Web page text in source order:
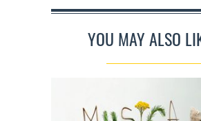
YOU MAY ALSO